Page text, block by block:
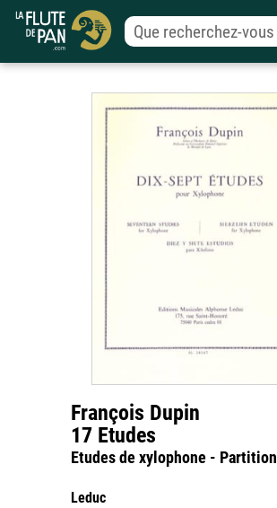
François Dupin
17 Etudes
Etudes de xylophone - Partition
Leduc